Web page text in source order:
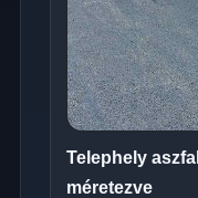
Telephely
méretezve